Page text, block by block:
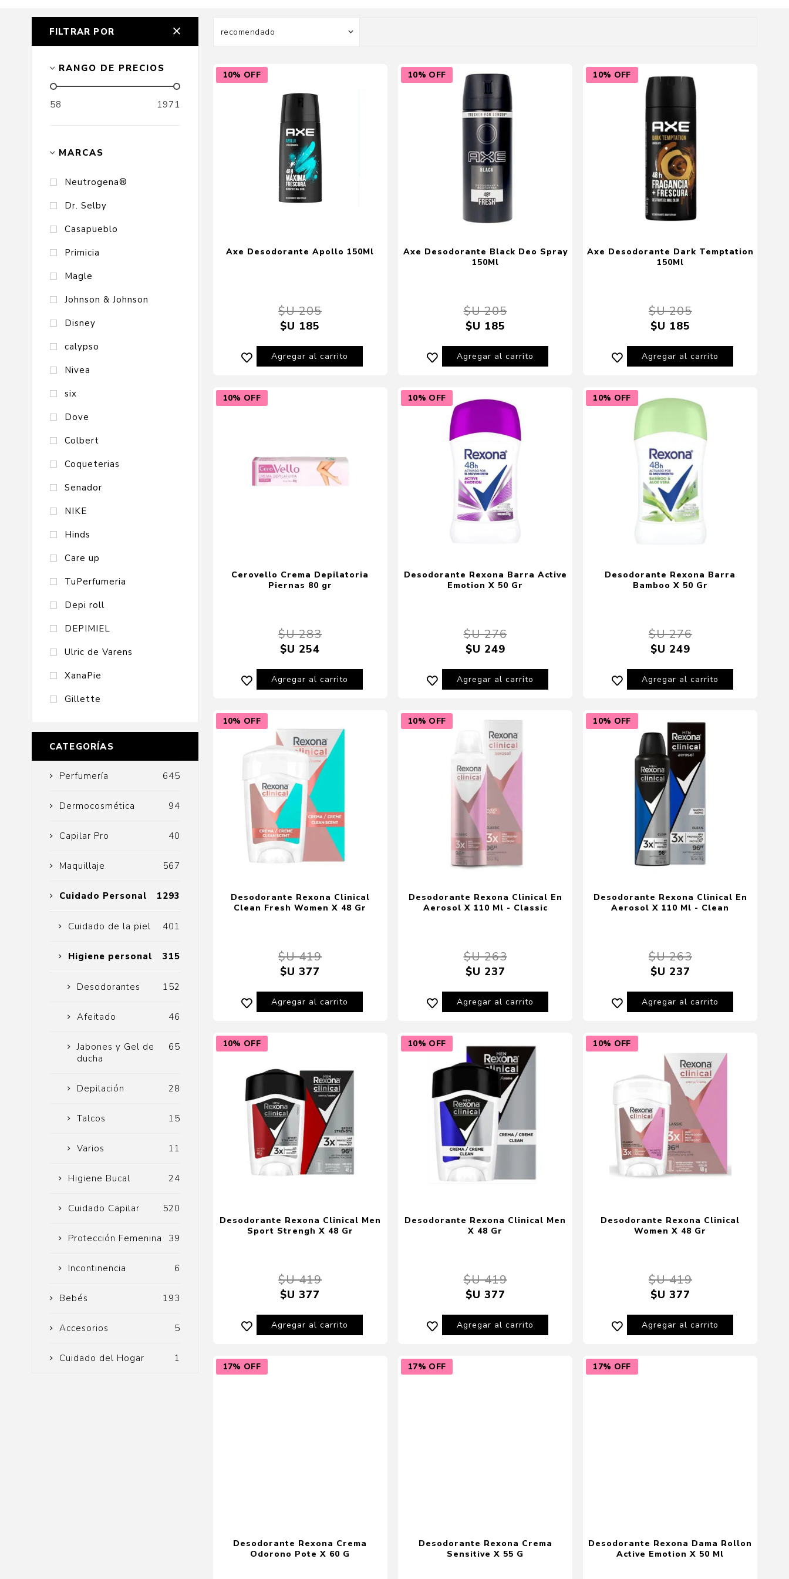
Cuidado Personal
Higiene personal
Protección Femenina
Accesorios Cuidado del Hogar
10% OFF
Axe Desodorante Apollo 150Ml
$U 205
$U 185
Agregar al carrito
10% OFF
Axe Desodorante Black Deo Spray
150Ml
$U 205
$U 185
Agregar al carrito
10% OFF
Axe Desodorante Dark Temptation
150Ml
$U 205
$U 185
Agregar al carrito
10% OFF
Cerovello Crema Depilatoria
Piernas 80 gr
$U 283
$U 254
Agregar al carrito
10% OFF
Desodorante Rexona Barra Active
Emotion X 50 Gr
$U 276
$U 249
Agregar al carrito
10% OFF
Desodorante Rexona Barra
Bamboo X 50 Gr
$U 276
$U 249
Agregar al carrito
10% OFF
Desodorante Rexona Clinical
Clean Fresh Women X 48 Gr
$U 419
$U 377
Agregar al carrito
10% OFF
Desodorante Rexona Clinical En
Aerosol X 110 Ml - Classic
$U 263
$U 237
Agregar al carrito
10% OFF
Desodorante Rexona Clinical En
Aerosol X 110 Ml - Clean
$U 263
$U 237
Agregar al carrito
10% OFF
Desodorante Rexona Clinical Men
Sport Strengh X 48 Gr
$U 419
$U 377
Agregar al carrito
10% OFF
Desodorante Rexona Clinical Men
X 48 Gr
$U 419
$U 377
Agregar al carrito
10% OFF
Desodorante Rexona Clinical
Women X 48 Gr
$U 419
$U 377
Agregar al carrito
17% OFF
Desodorante Rexona Crema
Odorono Pote X 60 G
17% OFF
Desodorante Rexona Crema
Sensitive X 55 G
17% OFF
Desodorante Rexona Dama Rollon
Active Emotion X 50 Ml
FILTRAR POR
RANGO DE PRECIOS
58 1971
MARCAS
Neutrogena®
Dr. Selby
Casapueblo
Primicia
Magle
Johnson & Johnson
Disney
calypso
Nivea
six
Dove
Colbert
Coqueterias
Senador
NIKE
Hinds
Care up
TuPerfumeria
Depi roll
DEPIMIEL
Ulric de Varens
XanaPie
Gillette
CATEGORÍAS
645
Perfumería
94
Dermocosmética
40
Capilar Pro
567
Maquillaje
1293
Cuidado Personal
401
Cuidado de la piel
315
Higiene personal
152
Desodorantes
46
Afeitado
65
Jabones y Gel de
ducha
28
Depilación
15
Talcos
11
Varios
24
Higiene Bucal
520
Cuidado Capilar
39
Protección Femenina
6
Incontinencia
193
Bebés
5
Accesorios
1
Cuidado del Hogar